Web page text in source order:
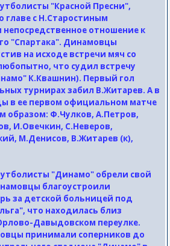
"Красной Пресни",
главе с Н.Старостиным
отношение к
"Спартака". Динамовцы
на исходе встречи мяч со
что судил встречу
К.Квашнин). Первый гол
турнирах забил В.Житарев. А в
в ее первом официальном матче
образом: Ф.Чулков, А.Петров,
И.Овечкин, С.Неверов,
М.Денисов, В.Житарев (к),
"Динамо" обрели свой
благоустроили
за детской больницей под
что находилась близ
Давыдовском переулке.
принимали соперников до